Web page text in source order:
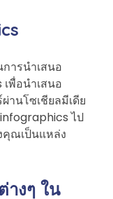
ารนำเสนอ
พื่อนำเสนอ
านโซเชียลมีเดีย
ไป
คุณเป็นแหล่ง
างๆ ใน